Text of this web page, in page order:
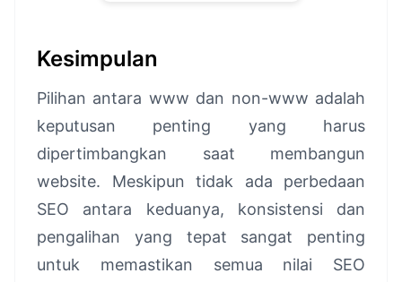
Kesimpulan
Pilihan antara www dan non-www adalah
keputusan penting yang harus
dipertimbangkan saat membangun
website. Meskipun tidak ada perbedaan
SEO antara keduanya, konsistensi dan
pengalihan yang tepat sangat penting
untuk memastikan semua nilai SEO